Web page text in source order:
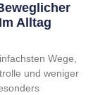
Alltag
Wege,
und weniger